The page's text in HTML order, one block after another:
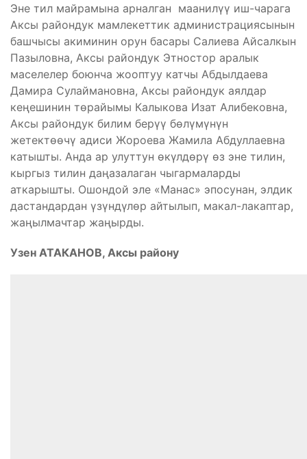
Эне тил майрамына арналган маанилүү иш-чарага
Аксы райондук мамлекеттик администрациясынын
башчысы акиминин орун басары Салиева Айсалкын
Пазыловна, Аксы райондук Этностор аралык
маселелер боюнча жооптуу катчы Абдылдаева
Дамира Сулаймановна, Аксы райондук аялдар
кеңешинин төрайымы Калыкова Изат Алибековна,
Аксы райондук билим берүү бөлүмүнүн
жетектөөчү адиси Жороева Жамила Абдуллаевна
катышты. Анда ар улуттун өкүлдөрү өз эне тилин,
кыргыз тилин даңазалаган чыгармаларды
аткарышты. Ошондой эле «Манас» эпосунан, элдик
дастандардан үзүндүлөр айтылып, макал-лакаптар,
жаңылмачтар жаңырды.
Узен АТАКАНОВ, Аксы району